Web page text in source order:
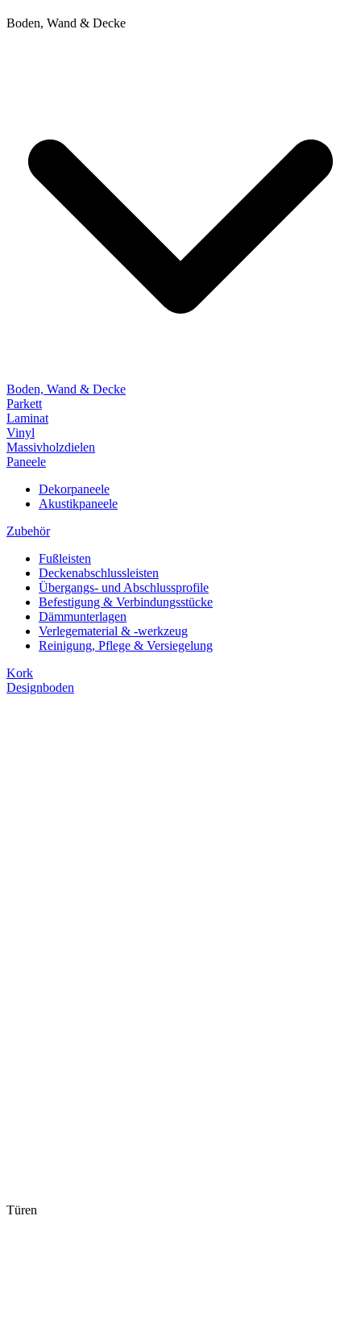
Boden, Wand & Decke
Boden, Wand & Decke
Parkett
Laminat
Vinyl
Massivholzdielen
Paneele
Dekorpaneele
Akustikpaneele
Zubehör
Fußleisten
Deckenabschlussleisten
Übergangs- und Abschlussprofile
Befestigung & Verbindungsstücke
Dämmunterlagen
Verlegematerial & -werkzeug
Reinigung, Pflege & Versiegelung
Kork
Designboden
Türen